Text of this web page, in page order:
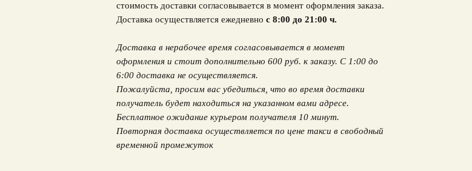
стоимость доставки согласовывается в момент оформления заказа.
Доставка осуществляется ежедневно с 8:00 до 21:00 ч.
Доставка в нерабочее время согласовывается в момент
оформления и стоит дополнительно 600 руб. к заказу. С 1:00 до
6:00 доставка не осуществляется.
Пожалуйста, просим вас убедиться, что во время доставки
получатель будет находиться на указанном вами адресе.
Бесплатное ожидание курьером получателя 10 минут.
Повторная доставка осуществляется по цене такси в свободный
временной промежуток